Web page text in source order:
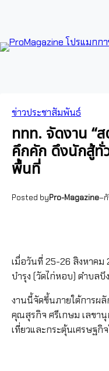
เนื้อหา
content
ข่าวประชาสัมพันธ์
ททท. จัดงาน “
คึกคัก ดึงนักสู้ทั่
พื้นที่
Posted byPro-Magazine–
เมื่อวันที่ 25-26 สิงหาคม
บำรุง (วัดไก่หอบ) ตำบลบึ
งานนี้จัดขึ้นภายใต้การผ
คุณสุรกิจ ศรีเกษม เลขา
เที่ยวและกระตุ้นเศรษฐกิ